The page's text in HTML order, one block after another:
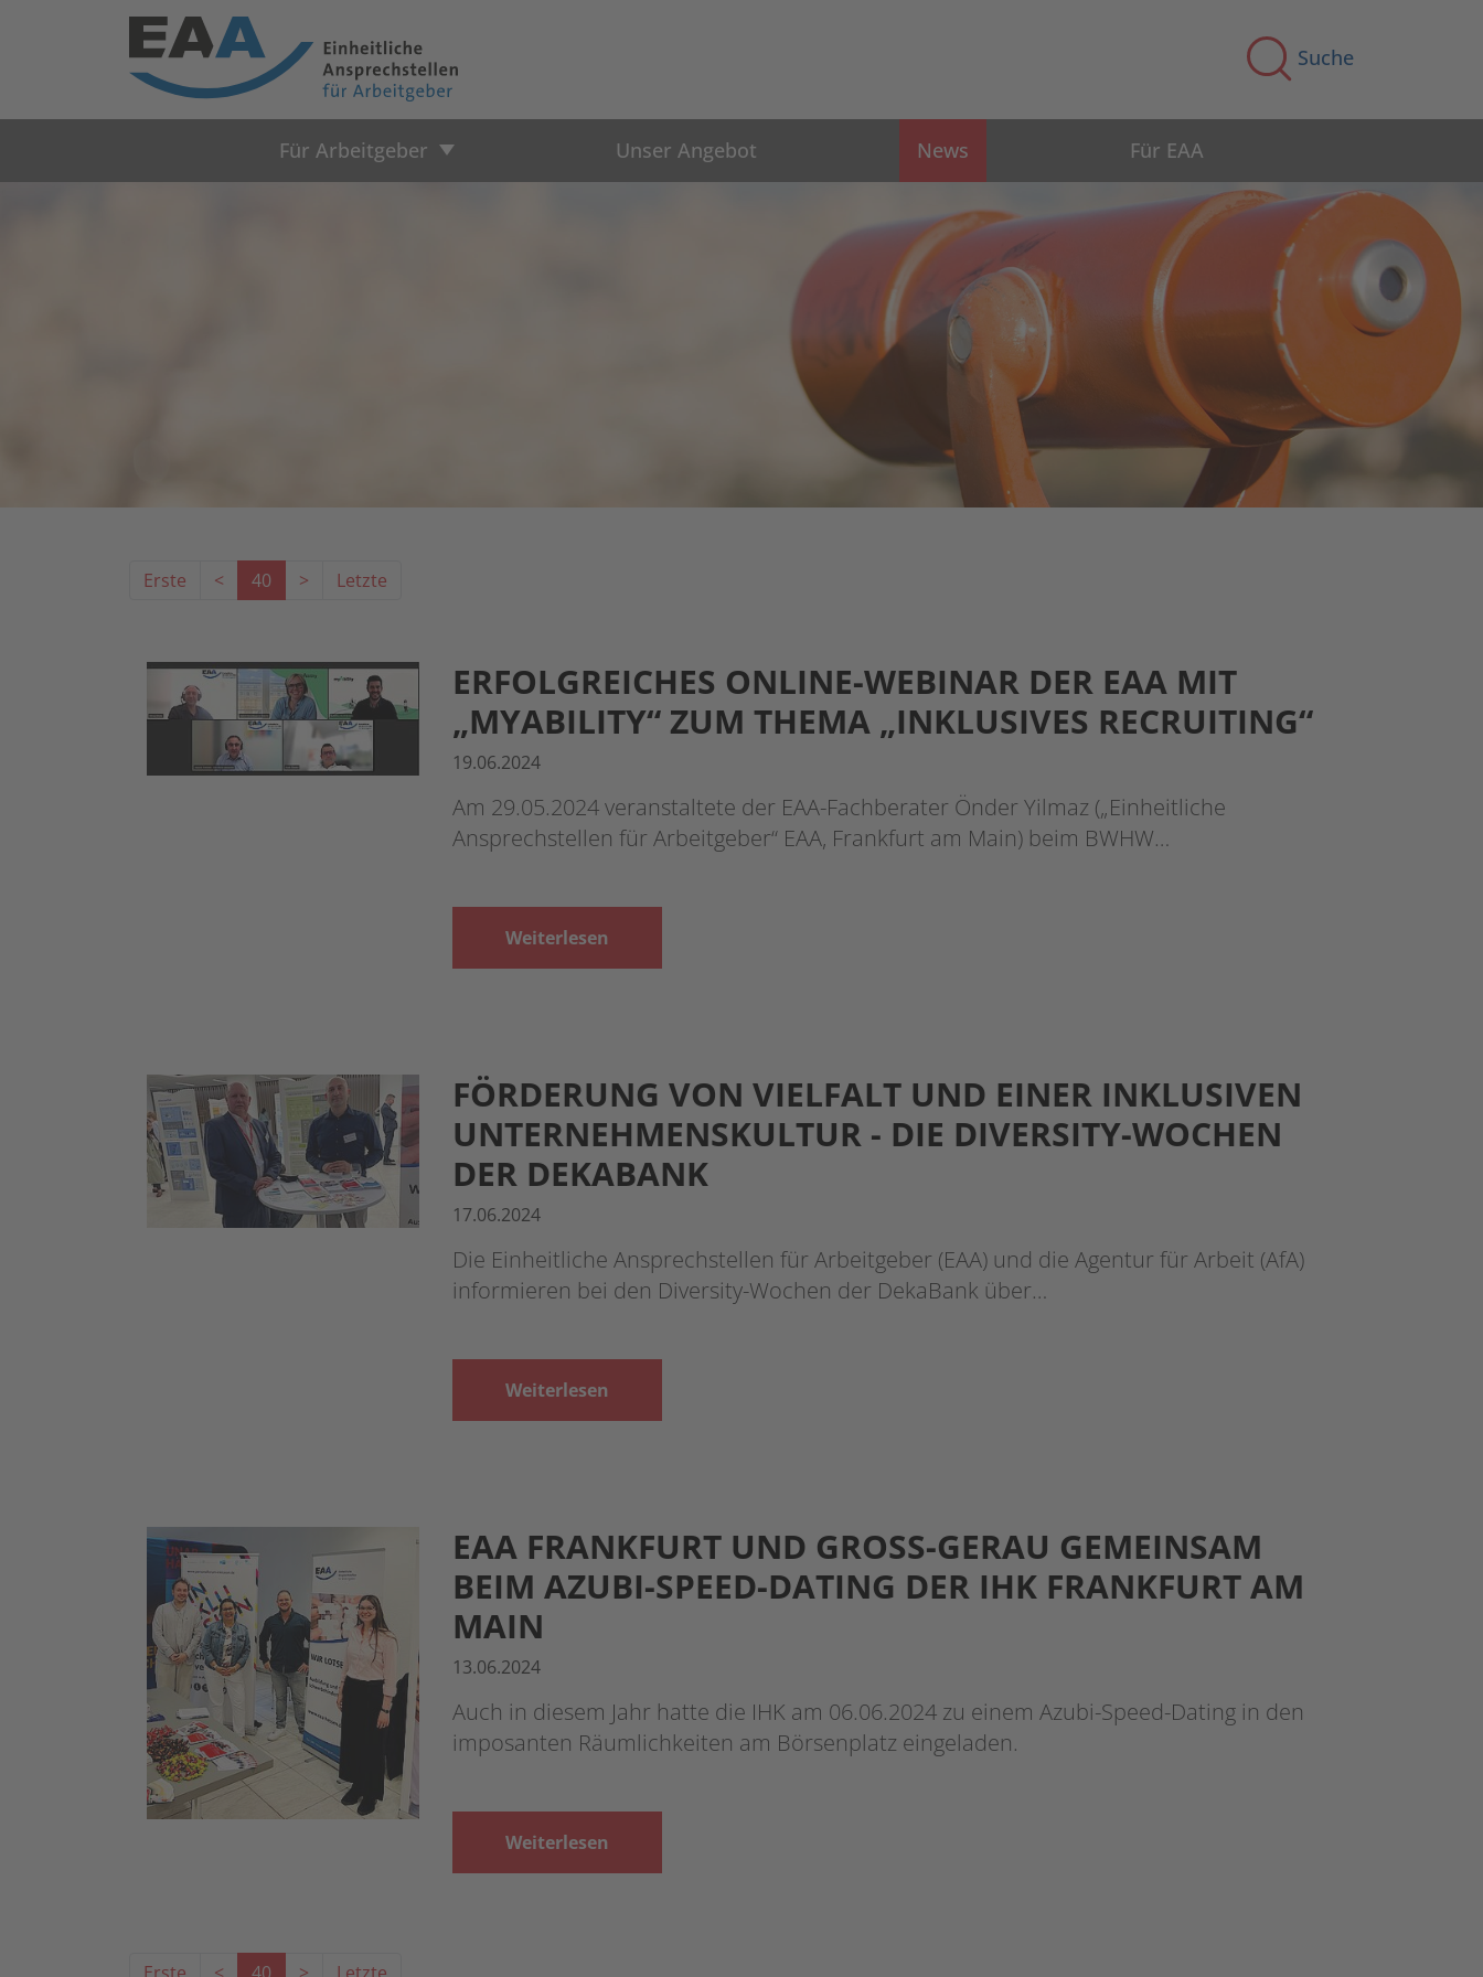
Suche
Für Arbeitgeber Unser Angebot News Für EAA
Erste < 40 > Letzte
ERFOLGREICHES ONLINE-WEBINAR DER EAA MIT
„MYABILITY“ ZUM THEMA „INKLUSIVES RECRUITING“
19.06.2024
Am 29.05.2024 veranstaltete der EAA-Fachberater Önder Yilmaz („Einheitliche
Ansprechstellen für Arbeitgeber“ EAA, Frankfurt am Main) beim BWHW…
Weiterlesen
FÖRDERUNG VON VIELFALT UND EINER INKLUSIVEN
UNTERNEHMENSKULTUR - DIE DIVERSITY-WOCHEN
DER DEKABANK
17.06.2024
Die Einheitliche Ansprechstellen für Arbeitgeber (EAA) und die Agentur für Arbeit (AfA)
informieren bei den Diversity-Wochen der DekaBank über…
Weiterlesen
EAA FRANKFURT UND GROSS-GERAU GEMEINSAM B
EIM AZUBI-SPEED-DATING DER IHK FRANKFURT AM M
AIN
13.06.2024
Auch in diesem Jahr hatte die IHK am 06.06.2024 zu einem Azubi-Speed-Dating in den
imposanten Räumlichkeiten am Börsenplatz eingeladen.
Weiterlesen